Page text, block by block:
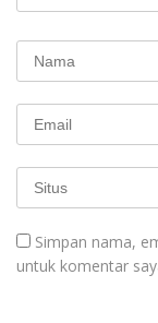
Simpan nama,
untuk komentar